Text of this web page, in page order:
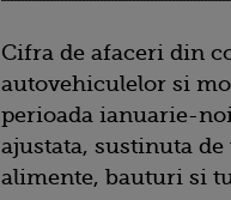
Cifra de afaceri din
autovehiculelor si
perioada ianuarie-
ajustata, sustinuta
alimente, bauturi si